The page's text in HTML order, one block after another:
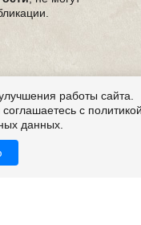
работы сайта.
с
данных.